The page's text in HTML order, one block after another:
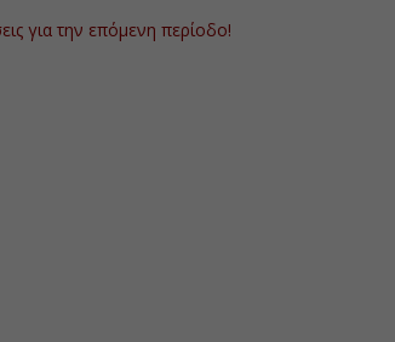
για την επόμενη περίοδο!